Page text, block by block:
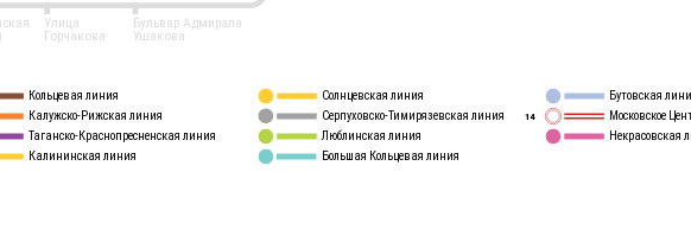
Кольцевая линия
Калужско-Рижская линия
Таганско-Краснопресненская линия
Калининская линия
Солнцевская линия
Серпуховско-Тимирязевская линия
Люблинская линия
Бутовская
Московское
Большая Кольцевая линия
Некрасовская
14
Бульвар Адмирала
Ушакова
Улица
Горчакова